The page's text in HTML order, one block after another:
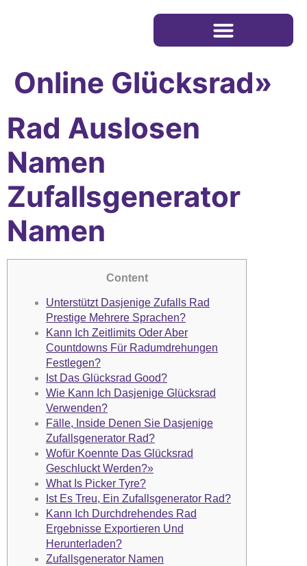
Online Glücksrad»
Rad Auslosen
Namen
Zufallsgenerator
Namen
Content
Unterstützt Dasjenige Zufalls Rad
Prestige Mehrere Sprachen?
Kann Ich Zeitlimits Oder Aber
Countdowns Für Radumdrehungen
Festlegen?
Ist Das Glücksrad Good?
Wie Kann Ich Dasjenige Glücksrad
Verwenden?
Fälle, Inside Denen Sie Dasjenige
Zufallsgenerator Rad?
Wofür Koennte Das Glücksrad
Geschluckt Werden?»
What Is Picker Tyre?
Ist Es Treu, Ein Zufallsgenerator Rad?
Kann Ich Durchdrehendes Rad
Ergebnisse Exportieren Und
Herunterladen?
Zufallsgenerator Namen